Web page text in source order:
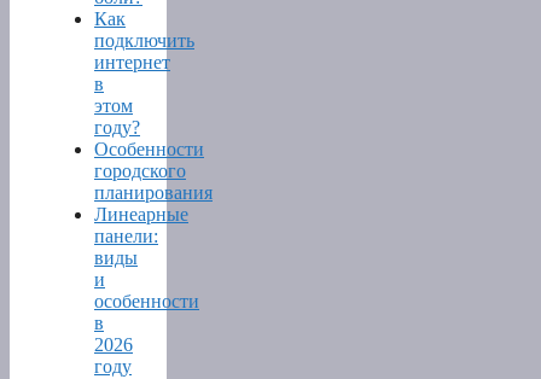
Как
подключить
интернет
в
этом
году?
Особенности
городского
планирования
Линеарные
панели:
виды
и
особенности
в
2026
году